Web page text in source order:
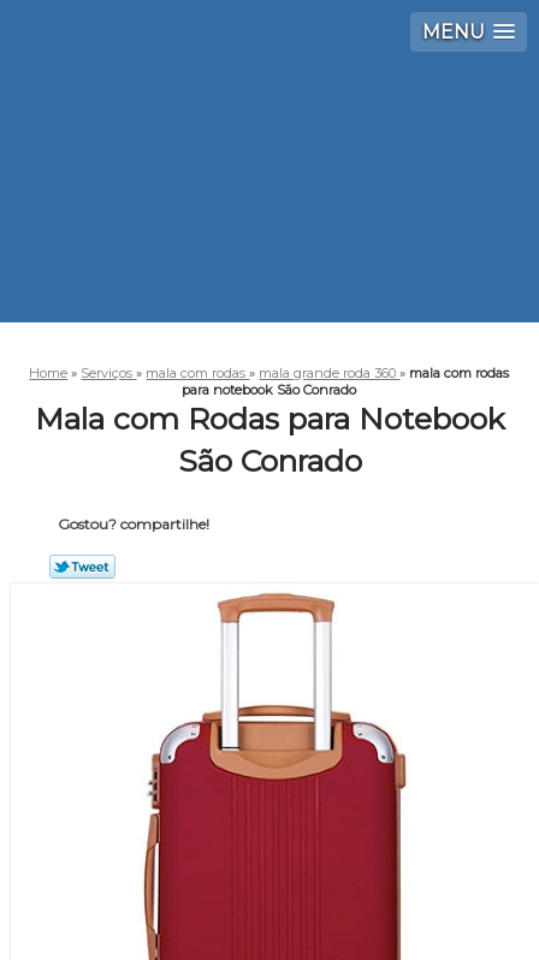
MENU
Home » Serviços» mala com rodas» mala grande roda 360» mala com rodas
para notebook São Conrado
Mala com Rodas para Notebook
São Conrado
Gostou? compartilhe!